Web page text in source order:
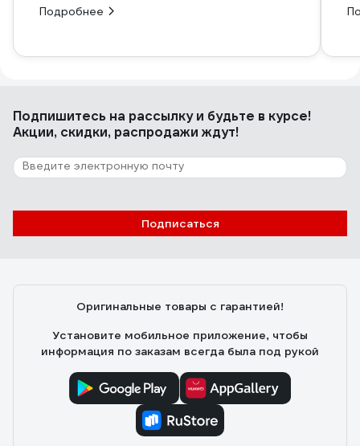
Подробнее
Подпишитесь на рассылкуи будьте в курсе!
Акции, скидки, распродажи ждут!
Подписаться
Оригинальные товары с гарантией!
Установите мобильное приложение, чтобы
информация по заказам всегда была под рукой